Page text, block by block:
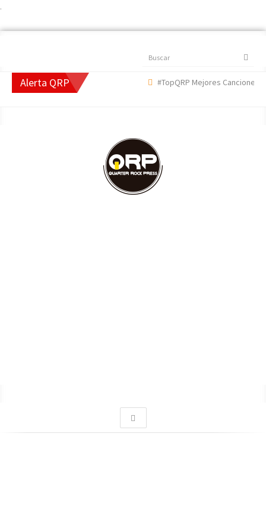
.
Buscar
Alerta QRP #TopQRP Mejores Canciones